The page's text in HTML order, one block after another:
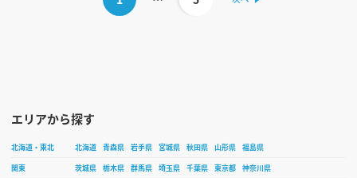
エリアから探す
北海道・東北 北海道 青森県 岩手県 宮城県 秋田県 山形県
福島県
関東
茨城県 栃木県 群馬県 埼玉県 千葉県 東京都
神奈川県